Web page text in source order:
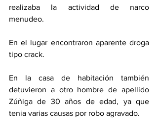
realizaba la actividad de narco
menudeo.
En el lugar encontraron aparente droga
tipo crack.
En la casa de habitación también
detuvieron a otro hombre de apellido
Zúñiga de 30 años de edad, ya que
tenia varias causas por robo agravado.